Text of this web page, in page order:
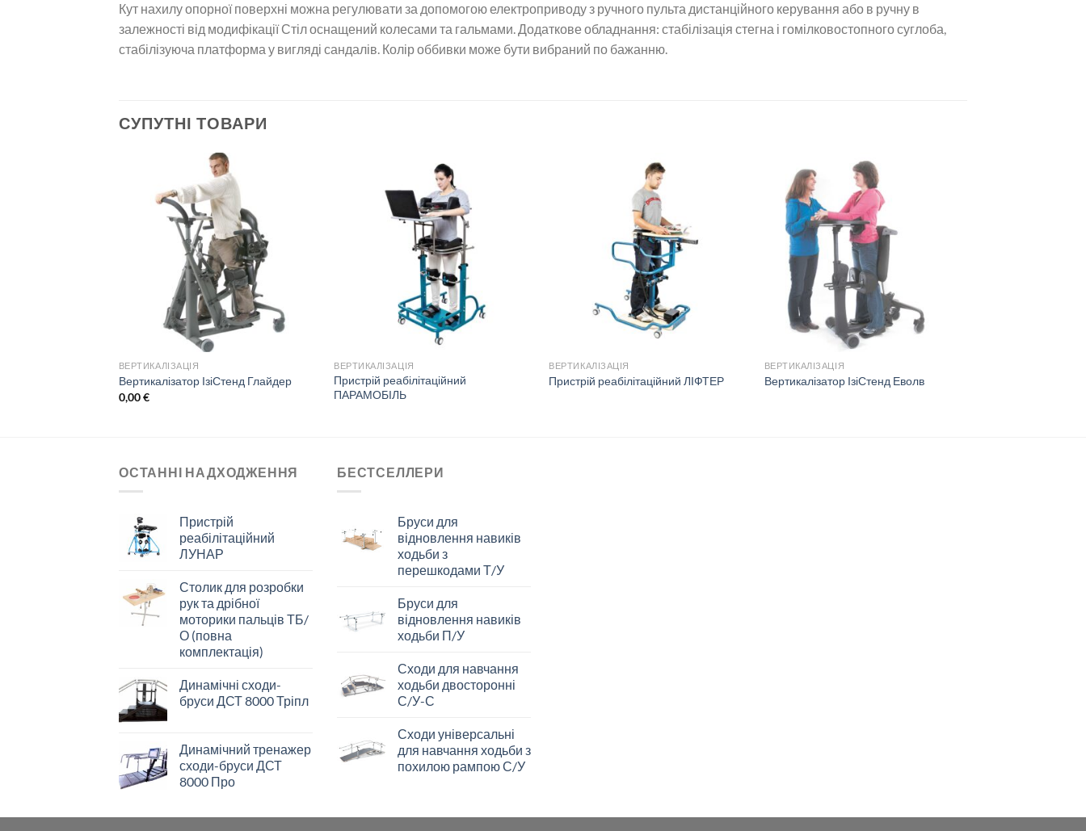
Кут нахилу опорної поверхні можна регулювати за допомогою електроприводу з ручного пульта дистанційного керування або в ручну в
залежності від модифікації Стіл оснащений колесами та гальмами. Додаткове обладнання: стабілізація стегна і гомілковостопного суглоба,
стабілізуюча платформа у вигляді сандалів. Колір оббивки може бути вибраний по бажанню.
СУПУТНІ ТОВАРИ
ВЕРТИКАЛІЗАЦІЯ
Вертикалізатор ІзіСтенд Глайдер
0,00€
ВЕРТИКАЛІЗАЦІЯ
Пристрій реабілітаційний
ПАРАМОБІЛЬ
ВЕРТИКАЛІЗАЦІЯ
Пристрій реабілітаційний ЛІФТЕР
ВЕРТИКАЛІЗАЦІЯ
Вертикалізатор ІзіСтенд Еволв
ОСТАННІ НАДХОДЖЕННЯ
Пристрій
реабілітаційний
ЛУНАР
Столик для розробки
рук та дрібної
моторики пальців ТБ/
О (повна
комплектація)
Динамічні сходи-
бруси ДСТ 8000 Тріпл
Динамічний тренажер
сходи-бруси ДСТ
8000 Про
БЕСТСЕЛЛЕРИ
Бруси для
відновлення навиків
ходьби з
перешкодами Т/У
Бруси для
відновлення навиків
ходьби П/У
Сходи для навчання
ходьби двосторонні
С/У-С
Сходи універсальні
для навчання ходьби з
похилою рампою С/У